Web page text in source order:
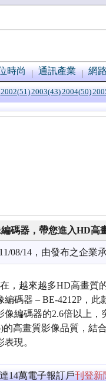
時尚 通訊產業 網
2002(51)2003(43)2004(50)
碼器，帶您進入HD高
08/14，由發布之企業
，越來越多HD高畫質
碼器 – BE-4212P，此
編碼器的2.6倍以上，
的高畫質影像品質，結
現。
14萬電子報訂戶刊登新